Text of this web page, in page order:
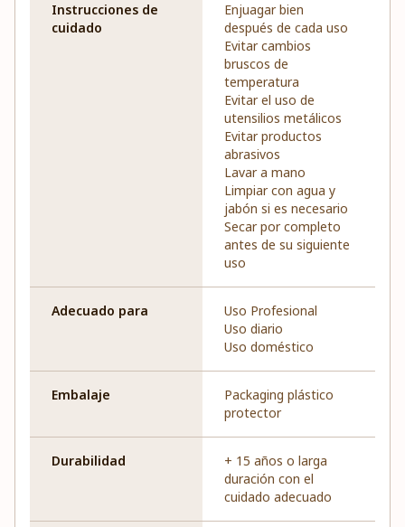
Instrucciones de
cuidado
Enjuagar bien
después de cada uso
Evitar cambios
bruscos de
temperatura
Evitar el uso de
utensilios metálicos
Evitar productos
abrasivos
Lavar a mano
Limpiar con agua y
jabón si es necesario
Secar por completo
antes de su siguiente
uso
Adecuado para
Uso Profesional
Uso diario
Uso doméstico
Embalaje
Packaging plástico
protector
Durabilidad
+ 15 años o larga
duración con el
cuidado adecuado